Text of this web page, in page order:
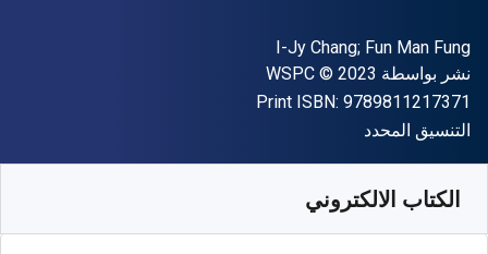
المؤلف (المؤلفون)
I-Jy Chang; Fun Man Fung
الناشر
نشر بواسطة WSPC
حقوق الطبع والنشر © 2023
Print ISBN: 9789811217371
شكل
التنسيق المحدد
الكتاب الالكتروني